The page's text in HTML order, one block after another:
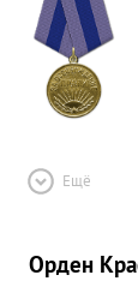
Ещё
Орден